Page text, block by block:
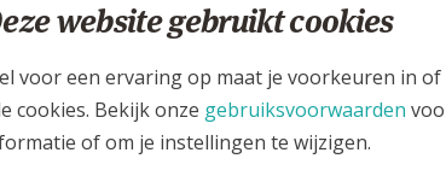
36, 3440 Zoutleeuw - Budingen
website gebruikt cookies
voor een ervaring op maat je voorkeuren in of
cookies. Bekijk onze gebruiksvoorwaarden
of om je instellingen te wijzigen.